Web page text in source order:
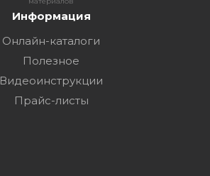
Информация
Онлайн-каталоги
Полезное
Видеоинструкции
Прайс-листы